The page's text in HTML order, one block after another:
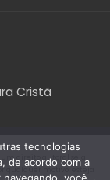
Cristã
direito autoral seja
qualquer motivo, esteja
tecnologias
de acordo com a